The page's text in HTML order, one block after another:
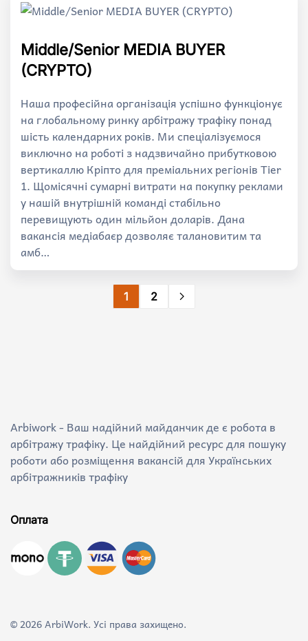
Middle/Senior MEDIA BUYER
(CRYPTO)
Наша професійна організація успішно функціонує
на глобальному ринку арбітражу трафіку понад
шість календарних років. Ми спеціалізуємося
виключно на роботі з надзвичайно прибутковою
вертикаллю Кріпто для преміальних регіонів Tier
1. Щомісячні сумарні витрати на покупку реклами
у нашій внутрішній команді стабільно
перевищують один мільйон доларів. Дана
вакансія медіабаєр дозволяє талановитим та
амб…
1 2
Arbiwork - Ваш надійний майданчик де є робота в
арбітражу трафіку. Це найдійний ресурс для пошуку
роботи або розміщення вакансій для Українських
арбітражників трафіку
Оплата
©2026ArbiWork. Усі права захищено.